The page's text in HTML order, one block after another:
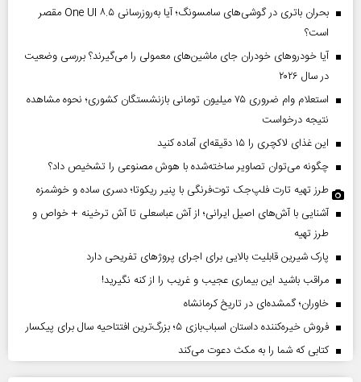
بحران باتری در گوشی‌های سامسونگ؛ آیا به‌روزرسانی One UI ۸.۵ مقصر
است؟
آیا خودروهای خودران جای ماشین‌های معمولی را می‌گیرند؟ بررسی وضعیت
در سال ۲۰۲۶
استعلام وام ضروری ۷۵ میلیون تومانی بازنشستگان کشوری؛ نحوه مشاهده
نتیجه درخواست
این غذای لاکچری را ۱۵ دقیقه‌ای آماده کنید
چگونه می‌توان تصاویر ساخته‌شده با هوش مصنوعی را تشخیص داد؟
طرز تهیه تارت فلپ‌جک توت‌فرنگی با پنیر ریکوتا؛ دسری ساده و خوشمزه
آشنایی با آش‌های اصیل ایرانی؛ از آش عباسعلی تا آش ترخینه + خواص و
طرز تهیه
پارک شیرین قابلیت‌ بالایی برای اجرای پروژهای تفریحی دارد
مراقب باشید این بیماری عجیب و غریب را از کنه نگیرید!
خاوران؛ گمشده‌ای در تاریخ کرمانشاه
فروش خیره‌کننده داستان اسباب‌بازی ۵؛ بزرگ‌ترین افتتاحیه سال برای پیکسار
کتابی که شما را به مکث دعوت می‌کند